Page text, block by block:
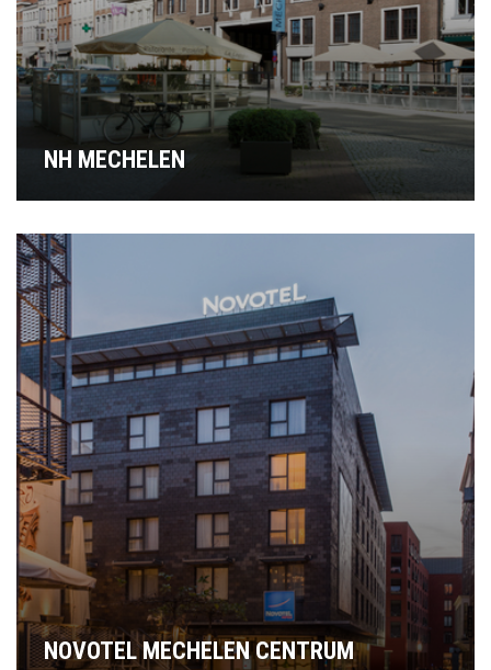
NH MECHELEN
NOVOTEL MECHELEN CENTRUM